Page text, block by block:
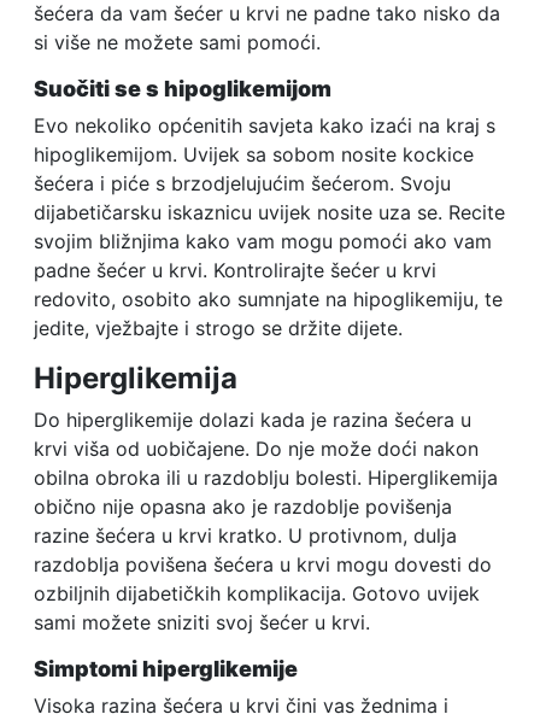
šećera da vam šećer u krvi ne padne tako nisko da
si više ne možete sami pomoći.
Suočiti se s hipoglikemijom
Evo nekoliko općenitih savjeta kako izaći na kraj s
hipoglikemijom. Uvijek sa sobom nosite kockice
šećera i piće s brzodjelujućim šećerom. Svoju
dijabetičarsku iskaznicu uvijek nosite uza se. Recite
svojim bližnjima kako vam mogu pomoći ako vam
padne šećer u krvi. Kontrolirajte šećer u krvi
redovito, osobito ako sumnjate na hipoglikemiju, te
jedite, vježbajte i strogo se držite dijete.
Hiperglikemija
Do hiperglikemije dolazi kada je razina šećera u
krvi viša od uobičajene. Do nje može doći nakon
obilna obroka ili u razdoblju bolesti. Hiperglikemija
obično nije opasna ako je razdoblje povišenja
razine šećera u krvi kratko. U protivnom, dulja
razdoblja povišena šećera u krvi mogu dovesti do
ozbiljnih dijabetičkih komplikacija. Gotovo uvijek
sami možete sniziti svoj šećer u krvi.
Simptomi hiperglikemije
Visoka razina šećera u krvi čini vas žednima i